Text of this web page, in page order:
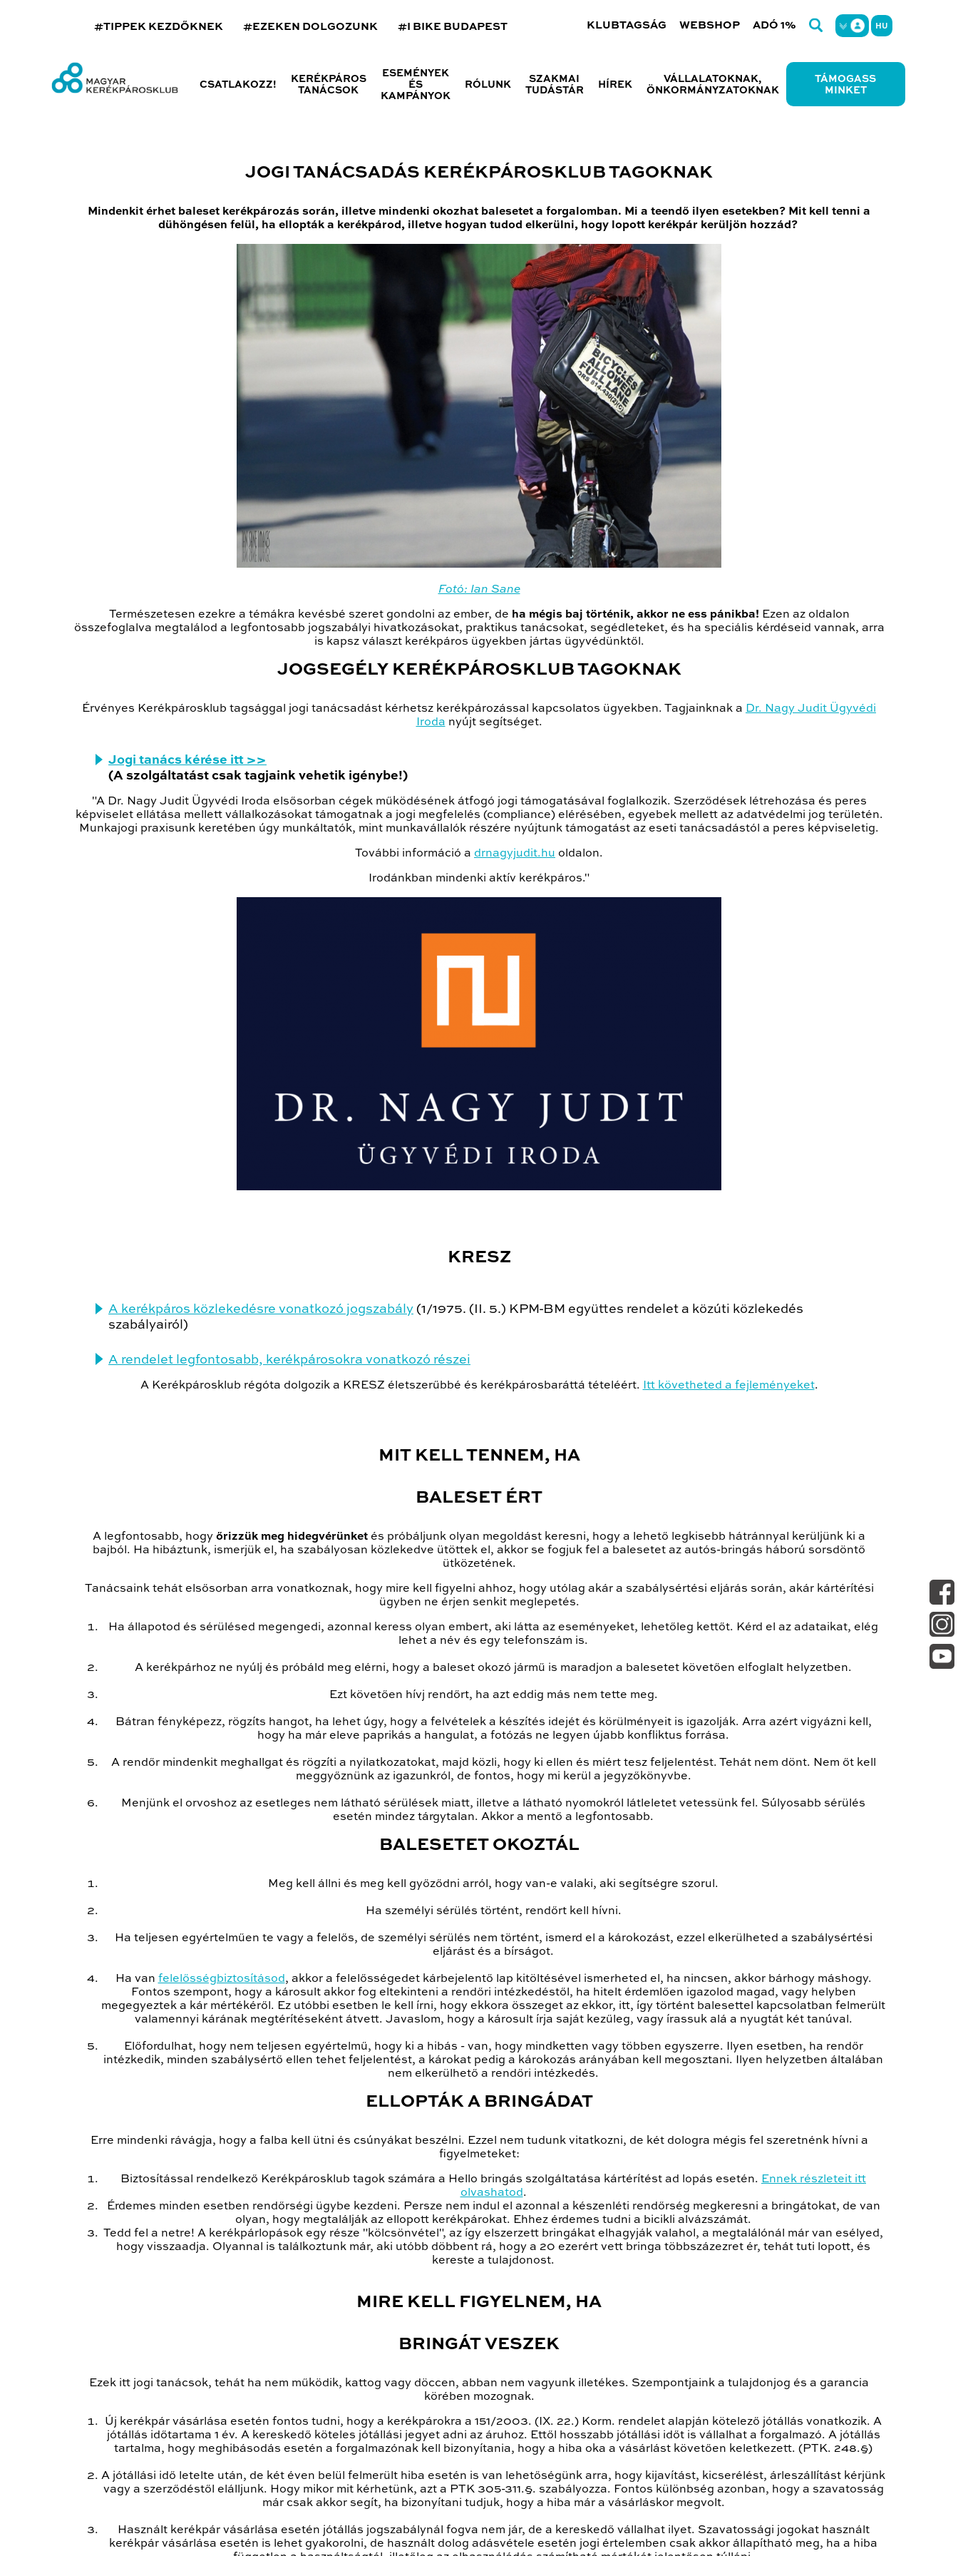
#TIPPEK KEZDŐKNEK #EZEKEN DOLGOZUNK #I BIKE BUDAPEST KLUBTAGSÁG WEBSHOP ADÓ 1% HU
CSATLAKOZZ!
KERÉKPÁROS
TANÁCSOK
ESEMÉNYEK
ÉS
KAMPÁNYOK
RÓLUNK
SZAKMAI
TUDÁSTÁR
HÍREK
VÁLLALATOKNAK,
ÖNKORMÁNYZATOKNAK
TÁMOGASS
MINKET
JOGI TANÁCSADÁS KERÉKPÁROSKLUB TAGOKNAK
Mindenkit érhet baleset kerékpározás során, illetve mindenki okozhat balesetet a forgalomban. Mi a teendő ilyen esetekben? Mit kell tenni a
dühöngésen felül, ha ellopták a kerékpárod, illetve hogyan tudod elkerülni, hogy lopott kerékpár kerüljön hozzád?
Fotó: Ian Sane
Természetesen ezekre a témákra kevésbé szeret gondolni az ember, de ha mégis baj történik, akkor ne ess pánikba! Ezen az oldalon
összefoglalva megtalálod a legfontosabb jogszabályi hivatkozásokat, praktikus tanácsokat, segédleteket, és ha speciális kérdéseid vannak, arra
is kapsz választ kerékpáros ügyekben jártas ügyvédünktől.
JOGSEGÉLY KERÉKPÁROSKLUB TAGOKNAK
Érvényes Kerékpárosklub tagsággal jogi tanácsadást kérhetsz kerékpározással kapcsolatos ügyekben. Tagjainknak a Dr. Nagy Judit Ügyvédi
Iroda nyújt segítséget.
Jogi tanács kérése itt >>
(A szolgáltatást csak tagjaink vehetik igénybe!)
"A Dr. Nagy Judit Ügyvédi Iroda elsősorban cégek működésének átfogó jogi támogatásával foglalkozik. Szerződések létrehozása és peres
képviselet ellátása mellett vállalkozásokat támogatnak a jogi megfelelés (compliance) elérésében, egyebek mellett az adatvédelmi jog területén.
Munkajogi praxisunk keretében úgy munkáltatók, mint munkavállalók részére nyújtunk támogatást az eseti tanácsadástól a peres képviseletig.
További információ a drnagyjudit.hu oldalon.
Irodánkban mindenki aktív kerékpáros."
KRESZ
A kerékpáros közlekedésre vonatkozó jogszabály (1/1975. (II. 5.) KPM-BM együttes rendelet a közúti közlekedés
szabályairól)
A rendelet legfontosabb, kerékpárosokra vonatkozó részei
A Kerékpárosklub régóta dolgozik a KRESZ életszerűbbé és kerékpárosbaráttá tételéért. Itt követheted a fejleményeket.
MIT KELL TENNEM, HA
BALESET ÉRT
A legfontosabb, hogy őrizzük meg hidegvérünket és próbáljunk olyan megoldást keresni, hogy a lehető legkisebb hátránnyal kerüljünk ki a
bajból. Ha hibáztunk, ismerjük el, ha szabályosan közlekedve ütöttek el, akkor se fogjuk fel a balesetet az autós-bringás háború sorsdöntő
ütközetének.
Tanácsaink tehát elsősorban arra vonatkoznak, hogy mire kell figyelni ahhoz, hogy utólag akár a szabálysértési eljárás során, akár kártérítési
ügyben ne érjen senkit meglepetés.
Ha állapotod és sérülésed megengedi, azonnal keress olyan embert, aki látta az eseményeket, lehetőleg kettőt. Kérd el az adataikat, elég
lehet a név és egy telefonszám is.
A kerékpárhoz ne nyúlj és próbáld meg elérni, hogy a baleset okozó jármű is maradjon a balesetet követően elfoglalt helyzetben.
Ezt követően hívj rendőrt, ha azt eddig más nem tette meg.
Bátran fényképezz, rögzíts hangot, ha lehet úgy, hogy a felvételek a készítés idejét és körülményeit is igazolják. Arra azért vigyázni kell,
hogy ha már eleve paprikás a hangulat, a fotózás ne legyen újabb konfliktus forrása.
A rendőr mindenkit meghallgat és rögzíti a nyilatkozatokat, majd közli, hogy ki ellen és miért tesz feljelentést. Tehát nem dönt. Nem őt kell
meggyőznünk az igazunkról, de fontos, hogy mi kerül a jegyzőkönyvbe.
Menjünk el orvoshoz az esetleges nem látható sérülések miatt, illetve a látható nyomokról látleletet vetessünk fel. Súlyosabb sérülés
esetén mindez tárgytalan. Akkor a mentő a legfontosabb.
BALESETET OKOZTÁL
Meg kell állni és meg kell győződni arról, hogy van-e valaki, aki segítségre szorul.
Ha személyi sérülés történt, rendőrt kell hívni.
Ha teljesen egyértelműen te vagy a felelős, de személyi sérülés nem történt, ismerd el a károkozást, ezzel elkerülheted a szabálysértési
eljárást és a bírságot.
Ha van felelősségbiztosításod, akkor a felelősségedet kárbejelentő lap kitöltésével ismerheted el, ha nincsen, akkor bárhogy máshogy.
Fontos szempont, hogy a károsult akkor fog eltekinteni a rendőri intézkedéstől, ha hitelt érdemlően igazolod magad, vagy helyben
megegyeztek a kár mértékéről. Ez utóbbi esetben le kell írni, hogy ekkora összeget az ekkor, itt, így történt balesettel kapcsolatban felmerült
valamennyi kárának megtérítéseként átvett. Javaslom, hogy a károsult írja saját kezűleg, vagy írassuk alá a nyugtát két tanúval.
Előfordulhat, hogy nem teljesen egyértelmű, hogy ki a hibás - van, hogy mindketten vagy többen egyszerre. Ilyen esetben, ha rendőr
intézkedik, minden szabálysértő ellen tehet feljelentést, a károkat pedig a károkozás arányában kell megosztani. Ilyen helyzetben általában
nem elkerülhető a rendőri intézkedés.
ELLOPTÁK A BRINGÁDAT
Erre mindenki rávágja, hogy a falba kell ütni és csúnyákat beszélni. Ezzel nem tudunk vitatkozni, de két dologra mégis fel szeretnénk hívni a
figyelmeteket:
Biztosítással rendelkező Kerékpárosklub tagok számára a Hello bringás szolgáltatása kártérítést ad lopás esetén. Ennek részleteit itt
olvashatod.
Érdemes minden esetben rendőrségi ügybe kezdeni. Persze nem indul el azonnal a készenléti rendőrség megkeresni a bringátokat, de van
olyan, hogy megtalálják az ellopott kerékpárokat. Ehhez érdemes tudni a bicikli alvázszámát.
Tedd fel a netre! A kerékpárlopások egy része "kölcsönvétel", az így elszerzett bringákat elhagyják valahol, a megtalálónál már van esélyed,
hogy visszaadja. Olyannal is találkoztunk már, aki utóbb döbbent rá, hogy a 20 ezerért vett bringa többszázezret ér, tehát tuti lopott, és
kereste a tulajdonost.
MIRE KELL FIGYELNEM, HA
BRINGÁT VESZEK
Ezek itt jogi tanácsok, tehát ha nem működik, kattog vagy döccen, abban nem vagyunk illetékes. Szempontjaink a tulajdonjog és a garancia
körében mozognak.
Új kerékpár vásárlása esetén fontos tudni, hogy a kerékpárokra a 151/2003. (IX. 22.) Korm. rendelet alapján kötelező jótállás vonatkozik. A
jótállás időtartama 1 év. A kereskedő köteles jótállási jegyet adni az áruhoz. Ettől hosszabb jótállási időt is vállalhat a forgalmazó. A jótállás
tartalma, hogy meghibásodás esetén a forgalmazónak kell bizonyítania, hogy a hiba oka a vásárlást követően keletkezett. (PTK. 248.§)
A jótállási idő letelte után, de két éven belül felmerült hiba esetén is van lehetőségünk arra, hogy kijavítást, kicserélést, árleszállítást kérjünk
vagy a szerződéstől elálljunk. Hogy mikor mit kérhetünk, azt a PTK 305-311.§. szabályozza. Fontos különbség azonban, hogy a szavatosság
már csak akkor segít, ha bizonyítani tudjuk, hogy a hiba már a vásárláskor megvolt.
Használt kerékpár vásárlása esetén jótállás jogszabálynál fogva nem jár, de a kereskedő vállalhat ilyet. Szavatossági jogokat használt
kerékpár vásárlása esetén is lehet gyakorolni, de használt dolog adásvétele esetén jogi értelemben csak akkor állapítható meg, ha a hiba